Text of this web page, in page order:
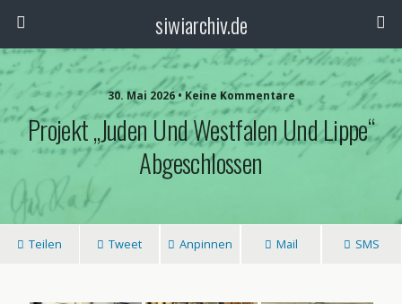
siwiarchiv.de
30. Mai 2026 • Keine Kommentare
Projekt „Juden Und Westfalen Und Lippe“
Abgeschlossen
Teilen Tweet Anpinnen Mail SMS